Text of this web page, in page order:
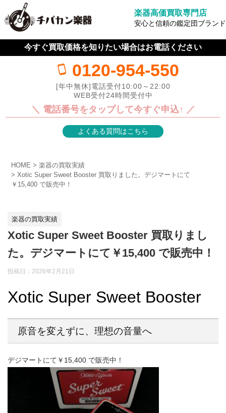
楽器高価買取専門店
安心と信頼の鑑定団ブランド
今すぐ買取価格を知りたい場合はお電話ください
0120-954-550
[年中無休]電話受付10:00～22:00
WEB受付24時間受付中
＼ 電話番号をタップして今すぐ申込↑ ／
よくある質問はこちら
HOME
楽器の買取実績
Xotic Super Sweet Booster 買取りました。デジマートにて
￥15,400 で販売中！
楽器の買取実績
Xotic Super Sweet Booster 買取りまし
た。デジマートにて￥15,400 で販売中！
投稿日：2026年2月21日
Xotic Super Sweet Booster
原音を変えずに、理想の音量へ
デジマートにて￥15,400 で販売中！